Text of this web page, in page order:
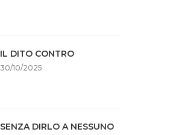
IL DITO CONTRO
30/10/2025
SENZA DIRLO A NESSUNO